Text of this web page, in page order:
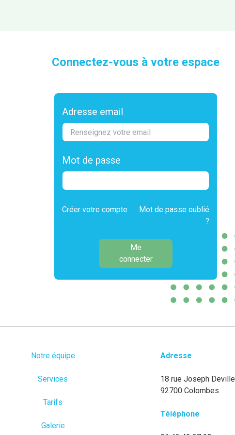
Connectez-vous à votre espace
Adresse email
Mot de passe
Créer votre compte
Mot de passe oublié
?
Me
connecter
Notre équipe
Services
Tarifs
Galerie
Adresse
18 rue Joseph Deville
92700 Colombes
Téléphone